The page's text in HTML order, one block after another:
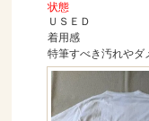
状態
ＵＳＥＤ
着用感
特筆すべき汚れやダ